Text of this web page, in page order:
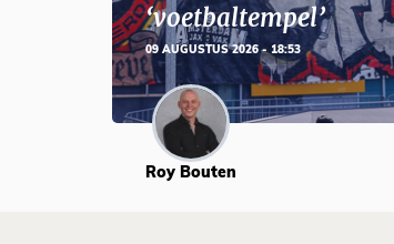
‘voetbaltempel’
09 AUGUSTUS 2026 - 18:53
Roy Bouten